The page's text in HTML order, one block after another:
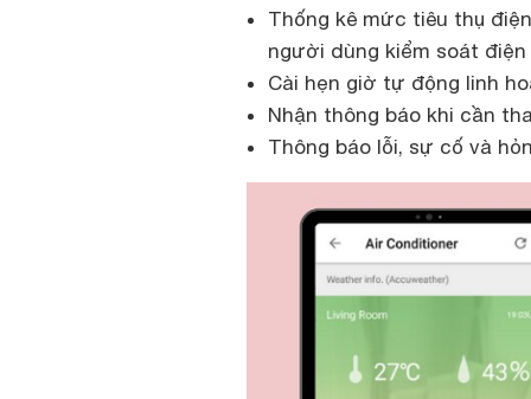
Thống kê mức tiêu thụ
người dùng kiểm soát
Cài hẹn giờ tự động linh
Nhận thông báo khi cần
Thông báo lỗi, sự cố và